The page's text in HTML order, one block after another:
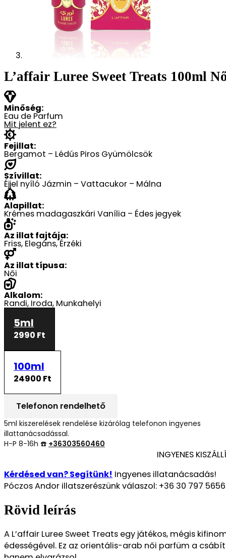
L’affair Luree Sweet Treats 100ml
Minőség:
Eau de Parfum
Mit jelent ez?
Fejillat:
Bergamot – Lédús Piros Gyümölcsök
Szívillat:
Éjjel nyíló Jázmin – Vattacukor – Málna
Alapillat:
Krémes madagaszkári Vanília – Édes jegyek
Az illat fajtája:
Friss, Elegáns, Érzéki
Az illat típusa:
Női
Alkalom:
Randi, Iroda, Munkahelyi
5ml
2990 Ft
100ml
24900 Ft
Telefonon rendelhető
5ml kiszerelések rendelése kizárólag telefonon ingyenes
illattanácsadással.
H-P 8-16h ☎️ +36303560460
INGYENES
Kérdésed van? Segítünk! Ingyenes illatanácsadás!
Póczos Andor illatszerészünk válaszol: +36 30 797 5656
Rövid leírás
A L’affair Luree Sweet Treats egy játékos, mégis
édességével. Ez az orientális-arab női parfüm a